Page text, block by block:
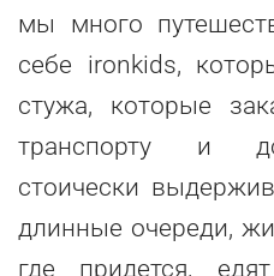
мы много
себе ironkids,
стужа, которые
транспорту и
стоически
длинные очереди,
где придется,